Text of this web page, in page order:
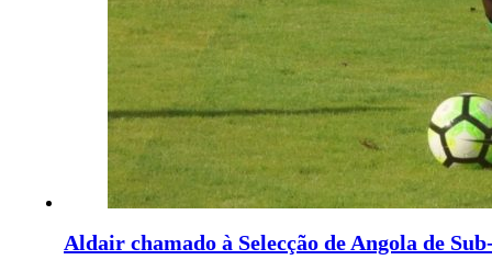
Aldair chamado à Selecção de Angola de